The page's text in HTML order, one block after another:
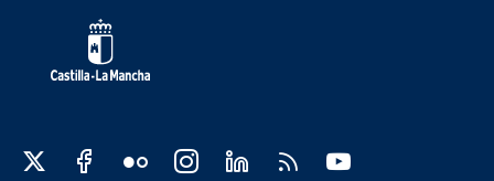
Redes sociales JCCM